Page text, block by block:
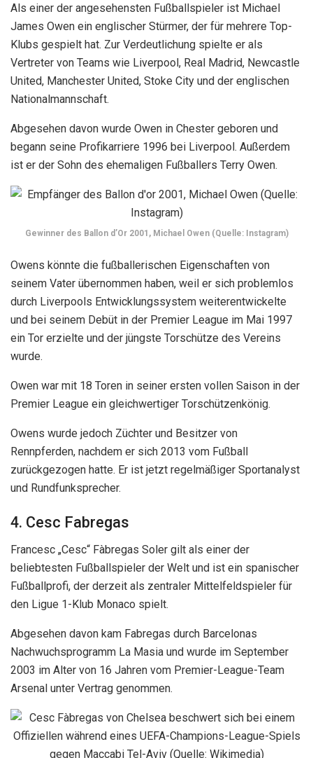
Als einer der angesehensten Fußballspieler ist Michael
James Owen ein englischer Stürmer, der für mehrere Top-
Klubs gespielt hat. Zur Verdeutlichung spielte er als
Vertreter von Teams wie Liverpool, Real Madrid, Newcastle
United, Manchester United, Stoke City und der englischen
Nationalmannschaft.
Abgesehen davon wurde Owen in Chester geboren und
begann seine Profikarriere 1996 bei Liverpool. Außerdem
ist er der Sohn des ehemaligen Fußballers Terry Owen.
Gewinner des Ballon d’Or 2001, Michael Owen (Quelle: Instagram)
Owens könnte die fußballerischen Eigenschaften von
seinem Vater übernommen haben, weil er sich problemlos
durch Liverpools Entwicklungssystem weiterentwickelte
und bei seinem Debüt in der Premier League im Mai 1997
ein Tor erzielte und der jüngste Torschütze des Vereins
wurde.
Owen war mit 18 Toren in seiner ersten vollen Saison in der
Premier League ein gleichwertiger Torschützenkönig.
Owens wurde jedoch Züchter und Besitzer von
Rennpferden, nachdem er sich 2013 vom Fußball
zurückgezogen hatte. Er ist jetzt regelmäßiger Sportanalyst
und Rundfunksprecher.
4. Cesc Fabregas
Francesc „Cesc“ Fàbregas Soler gilt als einer der
beliebtesten Fußballspieler der Welt und ist ein spanischer
Fußballprofi, der derzeit als zentraler Mittelfeldspieler für
den Ligue 1-Klub Monaco spielt.
Abgesehen davon kam Fabregas durch Barcelonas
Nachwuchsprogramm La Masia und wurde im September
2003 im Alter von 16 Jahren vom Premier-League-Team
Arsenal unter Vertrag genommen.